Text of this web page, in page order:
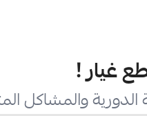
غيار!
والمشاكل